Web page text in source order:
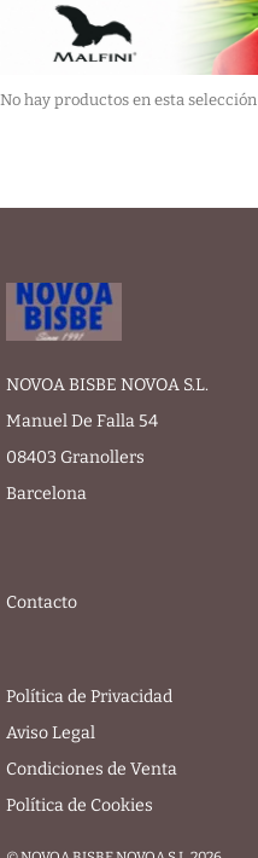
No hay productos en esta selección
NOVOA BISBE NOVOA S.L.
Manuel De Falla 54
08403 Granollers
Barcelona
Contacto
Política de Privacidad
Aviso Legal
Condiciones de Venta
Política de Cookies